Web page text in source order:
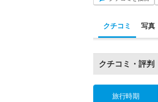
クチコミ 写真
クチコミ・評判
旅行時期